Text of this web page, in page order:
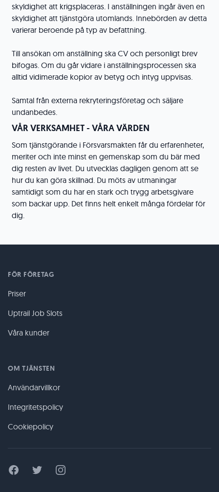
skyldighet att krigsplaceras. I anställningen ingår även en
skyldighet att tjänstgöra utomlands. Innebörden av detta
varierar beroende på typ av befattning.
Till ansökan om anställning ska CV och personligt brev
bifogas. Om du går vidare i anställningsprocessen ska
alltid vidimerade kopior av betyg och intyg uppvisas.
Samtal från externa rekryteringsföretag och säljare
undanbedes.
VÅR VERKSAMHET - VÅRA VÄRDEN
Som tjänstgörande i Försvarsmakten får du erfarenheter,
meriter och inte minst en gemenskap som du bär med
dig resten av livet. Du utvecklas dagligen genom att se
hur du kan göra skillnad. Du möts av utmaningar
samtidigt som du har en stark och trygg arbetsgivare
som backar upp. Det finns helt enkelt många fördelar för
dig.
FÖR FÖRETAG
Priser
Uptrail Job Slots
Våra kunder
OM TJÄNSTEN
Användarvillkor
Integritetspolicy
Cookiepolicy
FacebookTwitter Instagram